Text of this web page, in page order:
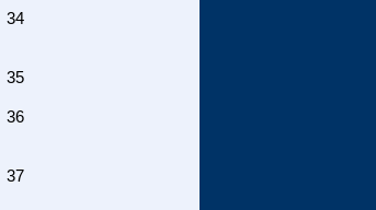
34
35
36
37